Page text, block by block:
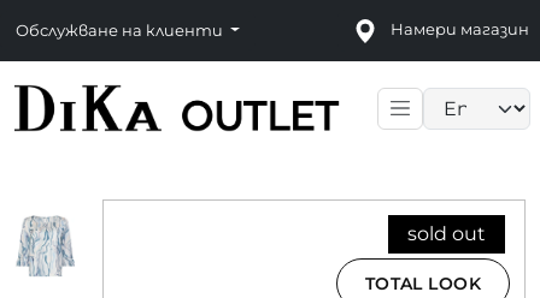
Обслужване на клиенти Намери магазин
sold out
TOTAL LOOK